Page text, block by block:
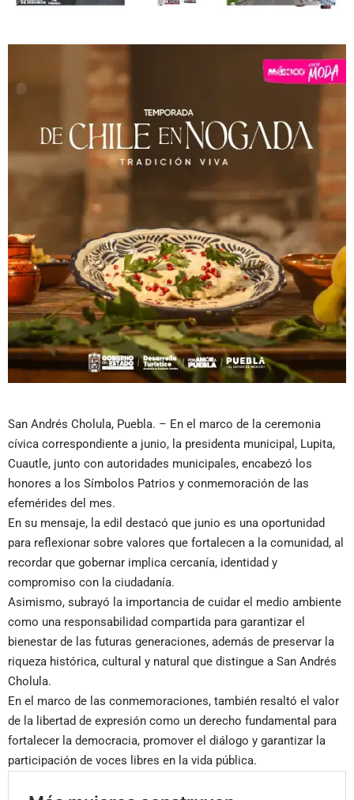
San Andrés Cholula, Puebla. – En el marco de la ceremonia
cívica correspondiente a junio, la presidenta municipal, Lupita,
Cuautle, junto con autoridades municipales, encabezó los
honores a los Símbolos Patrios y conmemoración de las
efemérides del mes.
En su mensaje, la edil destacó que junio es una oportunidad
para reflexionar sobre valores que fortalecen a la comunidad, al
recordar que gobernar implica cercanía, identidad y
compromiso con la ciudadanía.
Asimismo, subrayó la importancia de cuidar el medio ambiente
como una responsabilidad compartida para garantizar el
bienestar de las futuras generaciones, además de preservar la
riqueza histórica, cultural y natural que distingue a San Andrés
Cholula.
En el marco de las conmemoraciones, también resaltó el valor
de la libertad de expresión como un derecho fundamental para
fortalecer la democracia, promover el diálogo y garantizar la
participación de voces libres en la vida pública.